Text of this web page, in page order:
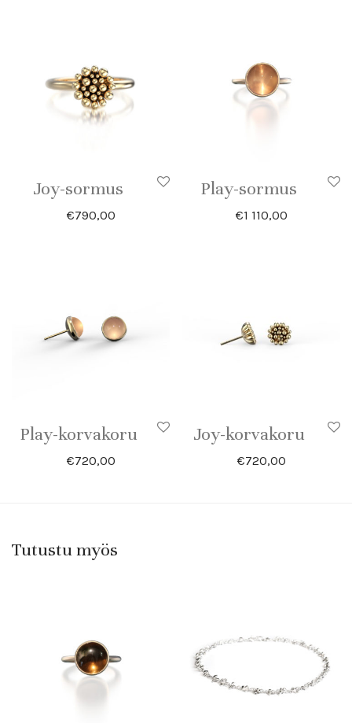
Joy-sormus
€790,00
Play-sormus
€1 110,00
Play-korvakoru
€720,00
Joy-korvakoru
€720,00
Tutustu myös